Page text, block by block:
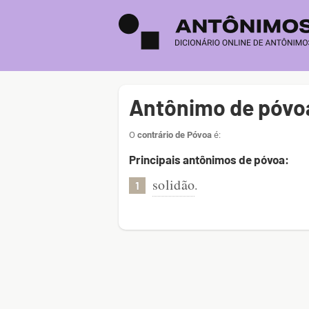
Antônimo de
O contrário de Póvoa é:
Principais antônimos de póvoa:
1 solidão.